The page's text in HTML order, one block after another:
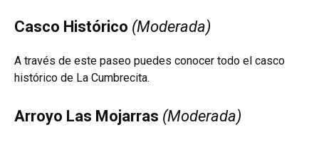
Casco Histórico (Moderada)
A través de este paseo puedes conocer todo el casco
histórico de La Cumbrecita.
Arroyo Las Mojarras (Moderada)